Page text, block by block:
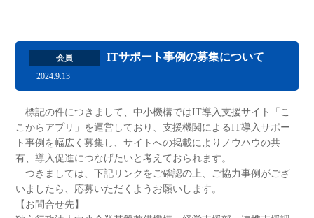
会員 ITサポート事例の募集について
2024.9.13
標記の件につきまして、中小機構ではIT導入支援サイト「こ
こからアプリ」を運営しており、支援機関によるIT導入サポー
ト事例を幅広く募集し、サイトへの掲載によりノウハウの共
有、導入促進につなげたいと考えておられます。
つきましては、下記リンクをご確認の上、ご協力事例がござ
いましたら、応募いただくようお願いします。
【お問合せ先】